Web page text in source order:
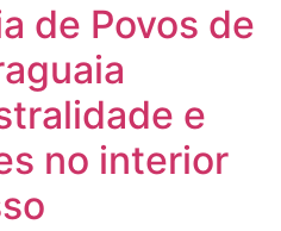
de Povos de
e
no interior